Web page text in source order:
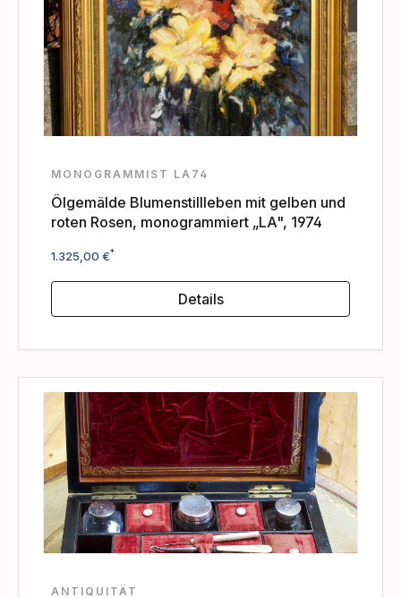
MONOGRAMMIST LA74
Ölgemälde Blumenstillleben mit gelben und
roten Rosen, monogrammiert „LA", 1974
Regulärer Preis:
1.325,00 €*
Details
ANTIQUITÄT